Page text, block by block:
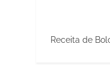
Receita de